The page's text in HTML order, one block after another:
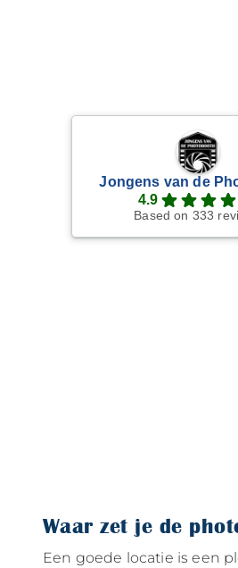
Jongens van de
4.9
Based on 333
Waar zet je de
Een goede locatie is een